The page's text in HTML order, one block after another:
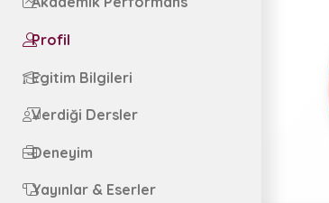
Profil
Egitim Bilgileri
Verdiği Dersler
Deneyim
Yayınlar & Eserler